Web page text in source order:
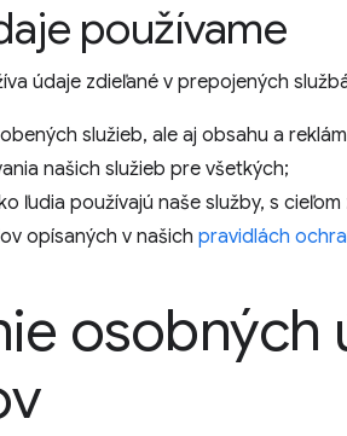
používame
údaje zdieľané v prepojených
služieb, ale aj obsahu a
našich služieb pre všetkých;
ľudia používajú naše služby, s
opísaných v našich pravidlách